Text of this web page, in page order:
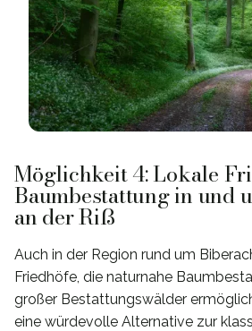
Möglichkeit 4: Lokale
Baumbestattung in und
an der Riß
Auch in der Region rund um
Friedhöfe, die naturnahe
großer Bestattungswälder
eine würdevolle Alternative zur